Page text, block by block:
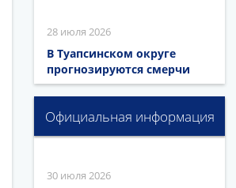
28 июля 2026
В Туапсинском округе
прогнозируются смерчи
Официальная информация
30 июля 2026